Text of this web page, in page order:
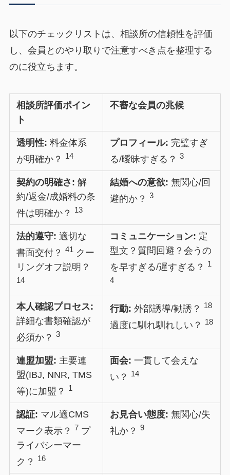
以下のチェックリストは、相談所の信頼性を評価
し、会員とのやり取りで注意すべき点を整理する
のに役立ちます。
相談所評価ポイン
ト
不審な会員の兆候
透明性: 料金体系
が明確か？
14
プロフィール: 完璧すぎ
る/曖昧すぎる？3
契約の明確さ: 解
約/返金/成婚料の条
件は明確か？
13
結婚への意欲: 無関心/回
避的か？3
法的遵守: 適切な
書面交付？41 クー
リングオフ説明？
14
コミュニケーション: 定
型文？質問回避？会うの
を早すぎる/遅すぎる？
1
4
本人確認プロセス:
詳細な書類確認が
必須か？3
行動: 外部誘導/勧誘？ 18
過度に馴れ馴れしい？ 18
連盟加盟: 主要連
盟(IBJ, NNR, TMS
等)に加盟？
1
面会: 一貫して会えな
い？
14
認証: マル適CMS
マーク表示？ 7 プ
ライバシーマー
ク？
16
お見合い態度: 無関心/失
礼か？ 9